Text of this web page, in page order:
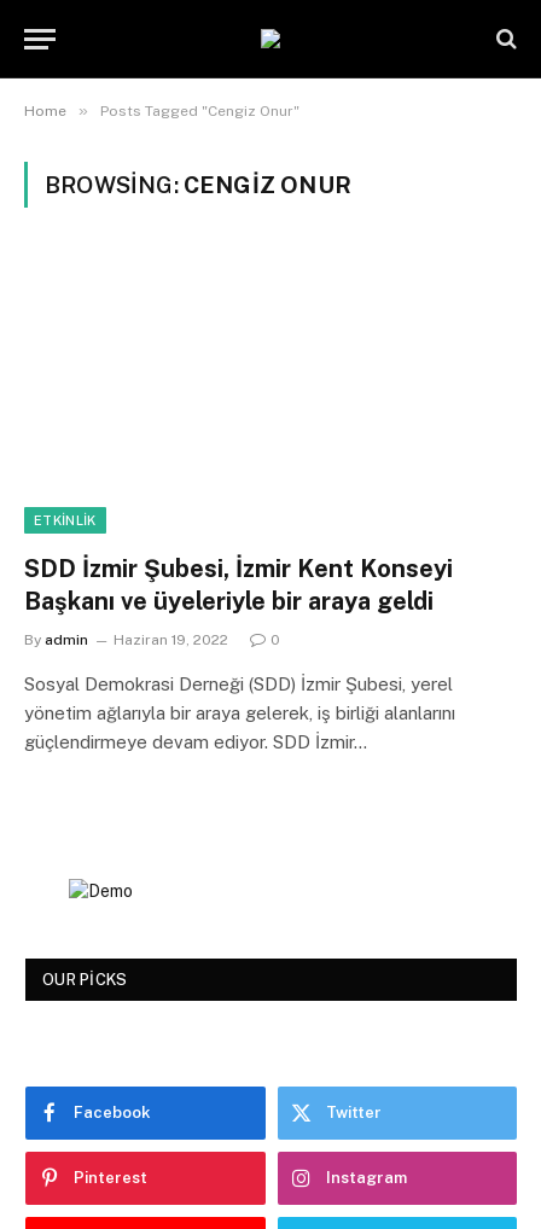
Home » Posts Tagged "Cengiz Onur"
BROWSING: CENGIZ ONUR
ETKINLIK
SDD İzmir Şubesi, İzmir Kent Konseyi
Başkanı ve üyeleriyle bir araya geldi
By admin Haziran 19, 2022 0
Sosyal Demokrasi Derneği (SDD) İzmir Şubesi, yerel
yönetim ağlarıyla bir araya gelerek, iş birliği alanlarını
güçlendirmeye devam ediyor. SDD İzmir…
OUR PICKS
Facebook Twitter
Pinterest Instagram